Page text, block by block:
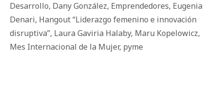
Desarrollo, Dany González, Emprendedores, Eugenia
Denari, Hangout “Liderazgo femenino e innovación
disruptiva”, Laura Gaviria Halaby, Maru Kopelowicz,
Mes Internacional de la Mujer, pyme